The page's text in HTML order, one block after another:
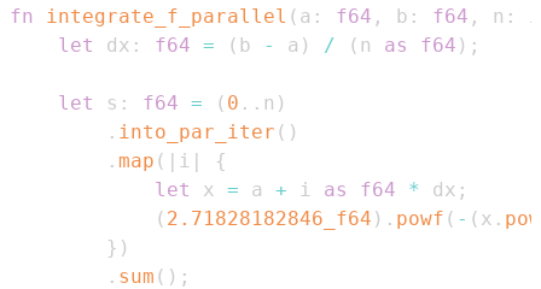
fn
integrate_f_parallel ( a : f64 , b : f64 , n :
let
dx : f64 = ( b - a ) / ( n as f64 ) ;
let s : f64 = ( 0 .. n )
. into_par_iter ( )
. map ( | i |
{
let
x = a + i as f64 * dx ;
( 2.71828182846_f64 ) . powf ( - ( x .
} )
. sum ( ) ;